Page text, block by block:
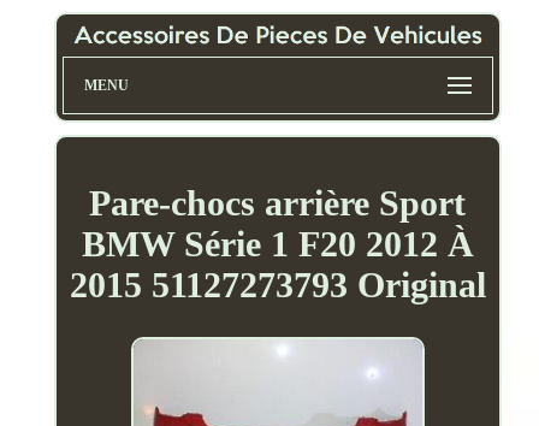
MENU
Pare-chocs arrière Sport
BMW Série 1 F20 2012 À
2015 51127273793 Original